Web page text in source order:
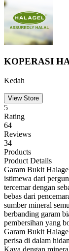
KOPERASI
Kedah
View Store
5
Rating
64
Reviews
34
Products
Product Details
Garam Bukit
istimewa dari
tercemar dengan
bebas dari
sumber mineral
berbanding garam
pembersihan yang
Garam Bukit
perisa di dalam
Kaya dengan